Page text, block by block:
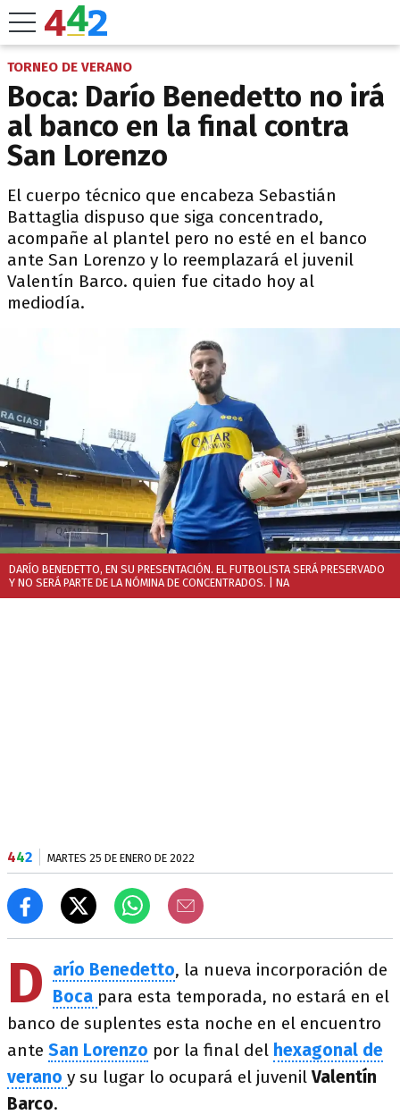
TORNEO DE VERANO
Boca: Darío Benedetto no irá
al banco en la final contra
San Lorenzo
El cuerpo técnico que encabeza Sebastián
Battaglia dispuso que siga concentrado,
acompañe al plantel pero no esté en el banco
ante San Lorenzo y lo reemplazará el juvenil
Valentín Barco. quien fue citado hoy al
mediodía.
DARÍO BENEDETTO, EN SU PRESENTACIÓN. EL FUTBOLISTA SERÁ PRESERVADO
Y NO SERÁ PARTE DE LA NÓMINA DE CONCENTRADOS. | NA
442 MARTES 25 DE ENERO DE 2022
D arío Benedetto, la nueva incorporación de
Boca para esta temporada, no estará en el
banco de suplentes esta noche en el encuentro
ante San Lorenzo por la final del hexagonal de
verano y su lugar lo ocupará el juvenilValentín
Barco.